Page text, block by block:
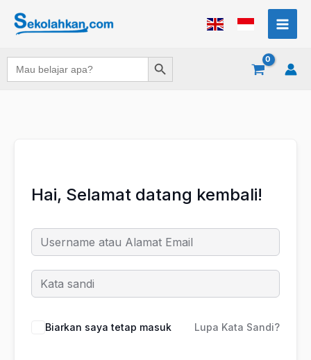
Search
for:
Search Button
Hai, Selamat datang kembali!
Biarkan saya tetap masuk Lupa Kata Sandi?